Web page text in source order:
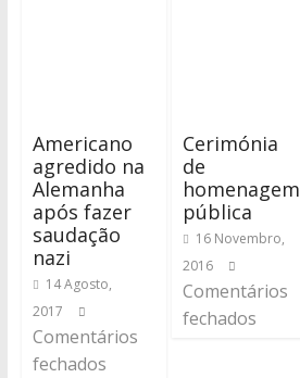
Americano
agredido na
Alemanha
após fazer
saudação
nazi
14 Agosto,
2017
Comentários
fechados
Cerimónia
de
homenagem
pública
16 Novembro,
2016
Comentários
fechados